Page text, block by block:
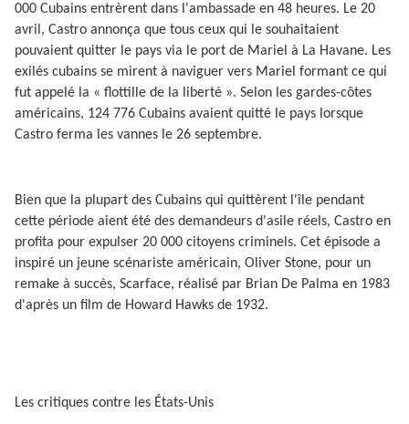
000 Cubains entrèrent dans l'ambassade en 48 heures. Le 20
avril, Castro annonça que tous ceux qui le souhaitaient
pouvaient quitter le pays via le port de Mariel à La Havane. Les
exilés cubains se mirent à naviguer vers Mariel formant ce qui
fut appelé la « flottille de la liberté ». Selon les gardes-côtes
américains, 124 776 Cubains avaient quitté le pays lorsque
Castro ferma les vannes le 26 septembre.
Bien que la plupart des Cubains qui quittèrent l'île pendant
cette période aient été des demandeurs d'asile réels, Castro en
profita pour expulser 20 000 citoyens criminels. Cet épisode a
inspiré un jeune scénariste américain, Oliver Stone, pour un
remake à succès, Scarface, réalisé par Brian De Palma en 1983
d'après un film de Howard Hawks de 1932.
Les critiques contre les États-Unis